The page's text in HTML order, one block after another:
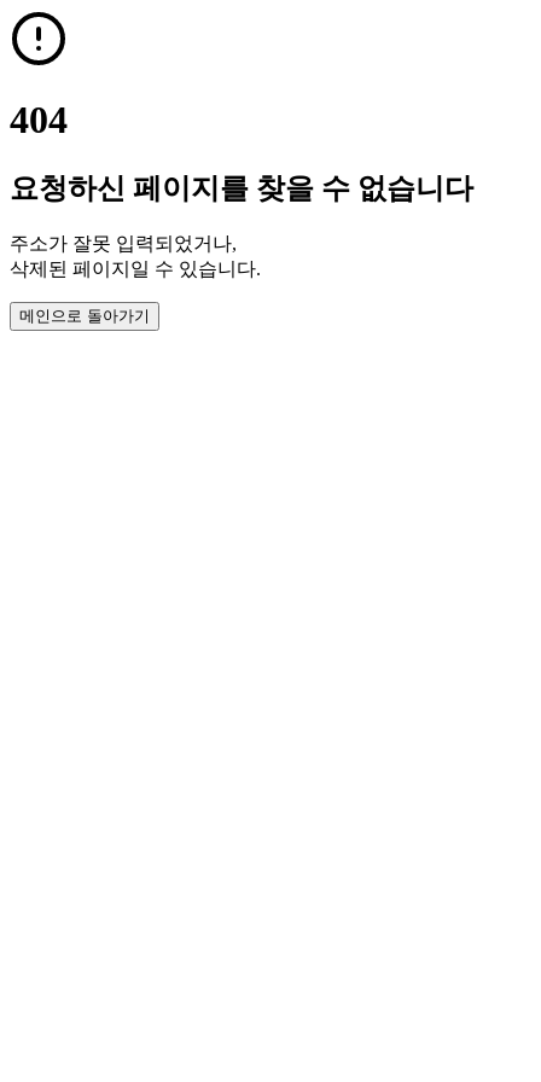
404
요청하신 페이지를 찾을 수 없습니다
주소가 잘못 입력되었거나,
삭제된 페이지일 수 있습니다.
메인으로 돌아가기